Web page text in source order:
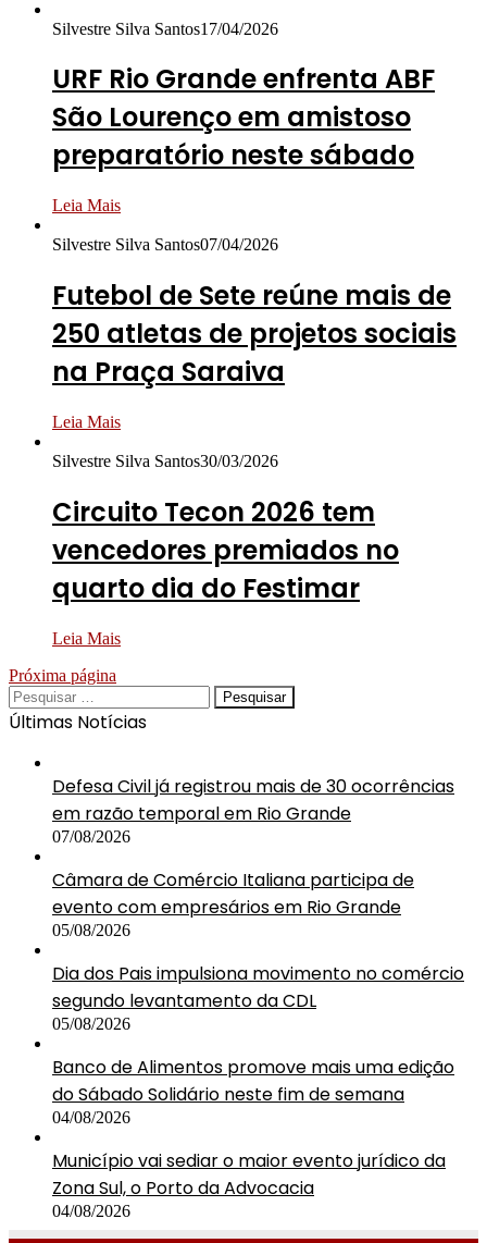
Silvestre Silva Santos17/04/2026
URF Rio Grande enfrenta ABF
São Lourenço em amistoso
preparatório neste sábado
Leia Mais
Silvestre Silva Santos07/04/2026
Futebol de Sete reúne mais de
250 atletas de projetos sociais
na Praça Saraiva
Leia Mais
Silvestre Silva Santos30/03/2026
Circuito Tecon 2026 tem
vencedores premiados no
quarto dia do Festimar
Leia Mais
Próxima página
Pesquisar
por:
Últimas Notícias
Defesa Civil já registrou mais de 30 ocorrências
em razão temporal em Rio Grande
07/08/2026
Câmara de Comércio Italiana participa de
evento com empresários em Rio Grande
05/08/2026
Dia dos Pais impulsiona movimento no comércio
segundo levantamento da CDL
05/08/2026
Banco de Alimentos promove mais uma edição
do Sábado Solidário neste fim de semana
04/08/2026
Município vai sediar o maior evento jurídico da
Zona Sul, o Porto da Advocacia
04/08/2026